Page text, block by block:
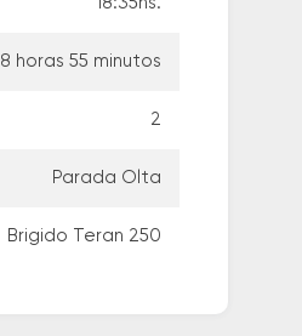
8 horas 55 minutos
2
Parada Olta
Brigido Teran 250